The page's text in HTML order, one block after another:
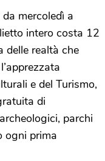
mercoledì a
intero costa 12
delle realtà che
e del Turismo,
di
parchi
ogni prima